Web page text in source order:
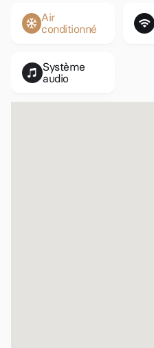
Air
conditionné
Système
audio